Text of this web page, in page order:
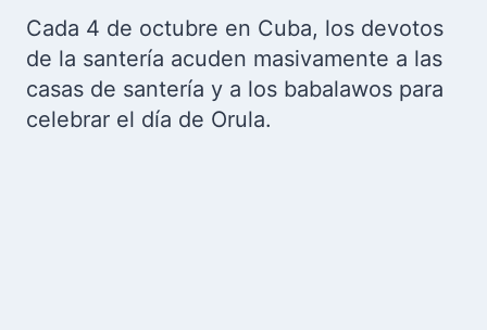
Cada 4 de octubre en Cuba, los devotos
de la santería acuden masivamente a las
casas de santería y a los babalawos para
celebrar el día de Orula.